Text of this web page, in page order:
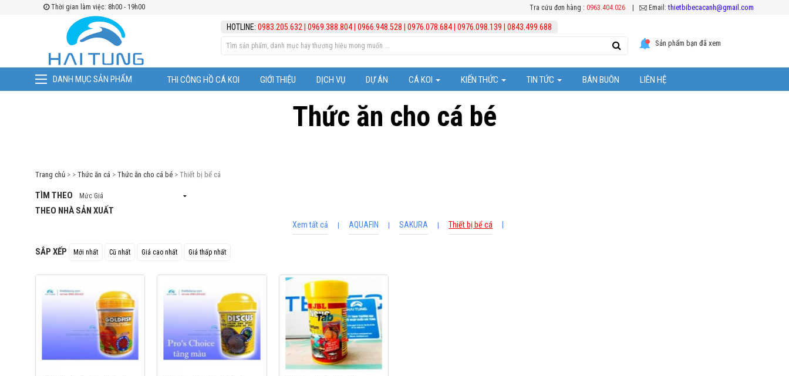
Thời gian làm việc: 8h00 - 19h00 Tra cứu đơn hàng : 0963.404.026 Email:thietbibecacanh@gmail.com
Sản phẩm bạn đã xem
HOTLINE:0983.205.632 |0969.388.804|0966.948.528 |0976.078.684|0976.098.139 |0843.499.688
DANH MỤC SẢN PHẨM THI CÔNG HỒ CÁ KOI GIỚI THIỆU DỊCH VỤ DỰ ÁN CÁ KOI
Cá Koi Nhật Bản
KIẾN THỨC
Trị bệnh cho cá
Video hướng dẫn lắp đặt thiết bị bể cá
TIN TỨC BÁN BUÔN LIÊN HỆ
Thức ăn cho cá bé
Trang chủ > > Thức ăn cá > Thức ăn cho cá bé > Thiết bị bể cá
TÌM THEO
THEO NHÀ SẢN XUẤT
Xem tất cả | AQUAFIN | SAKURA | Thiết bị bể cá
SẮP XẾP Mới nhất Cũ nhất Giá cao nhất Giá thấp nhất
THEO NHÀ SẢN XUẤT
Xem tất cả | AQUAFIN | SAKURA
| Thiết bị bể cá |